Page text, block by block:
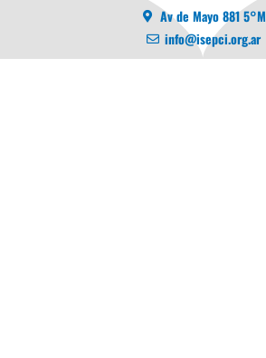
Av de Mayo 881 5°M
info@isepci.org.ar